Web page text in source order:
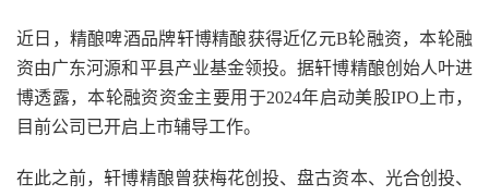
近日，精酿啤酒品牌轩博精酿获得近亿元B轮融资，本轮融
资由广东河源和平县产业基金领投。据轩博精酿创始人叶进
博透露，本轮融资资金主要用于2024年启动美股IPO上市，
目前公司已开启上市辅导工作。
在此之前，轩博精酿曾获梅花创投、盘古资本、光合创投、